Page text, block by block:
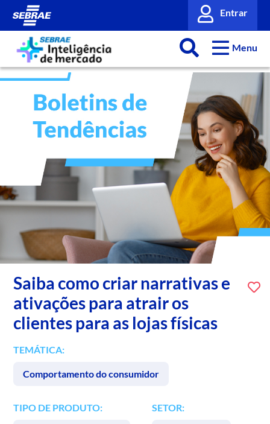
Entrar
Menu
Saiba como criar narrativas e
ativações para atrair os
clientes para as lojas físicas
TEMÁTICA:
Comportamento do consumidor
TIPO DE PRODUTO: SETOR: